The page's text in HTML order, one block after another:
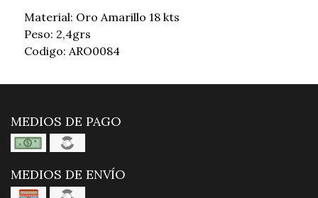
Material: Oro Amarillo 18 kts
Peso: 2,4grs
Codigo: ARO0084
MEDIOS DE PAGO
MEDIOS DE ENVÍO